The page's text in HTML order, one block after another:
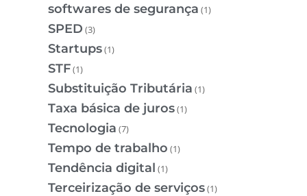
softwares de segurança (1)
SPED (3)
Startups(1)
STF(1)
Substituição Tributária (1)
Taxa básica de juros(1)
Tecnologia (7)
Tempo de trabalho (1)
Tendência digital (1)
Terceirização de serviços(1)